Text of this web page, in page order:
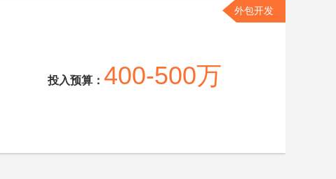
投入预算： 400-500万
外包开发